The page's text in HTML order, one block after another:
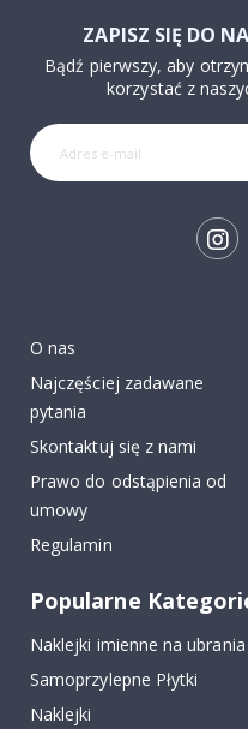
ZAPISZ SIĘ DO
Bądź pierwszy, aby
korzystać z
O nas
Najczęściej zadawane
pytania
Skontaktuj się z nami
Prawo do odstąpienia od
umowy
Regulamin
Popularne
Naklejki imienne na ubrania
Samoprzylepne Płytki
Naklejki